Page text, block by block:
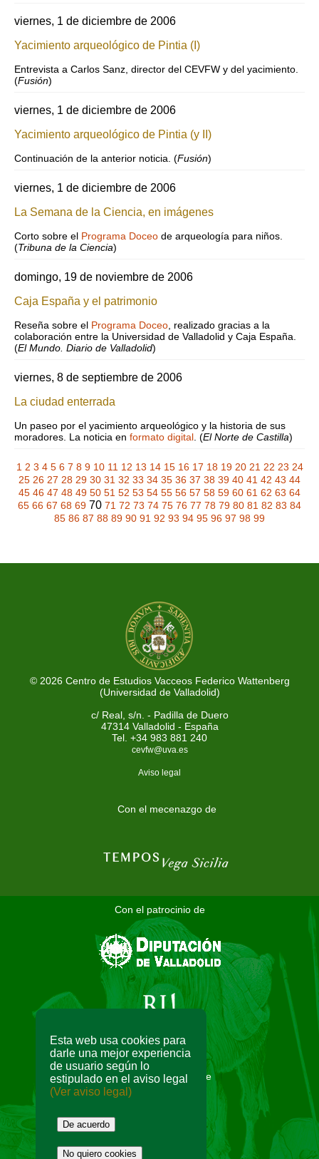
Esta web usa cookies para
darle una mejor experiencia
de usuario según lo
estipulado en el aviso legal
(Ver aviso legal)
De acuerdo
No quiero cookies
viernes, 1 de diciembre de 2006
Yacimiento arqueológico de Pintia (I)
Entrevista a Carlos Sanz, director del CEVFW y del yacimiento.
(Fusión)
viernes, 1 de diciembre de 2006
Yacimiento arqueológico de Pintia (y II)
Continuación de la anterior noticia. (Fusión)
viernes, 1 de diciembre de 2006
La Semana de la Ciencia, en imágenes
Corto sobre el Programa Doceo de arqueología para niños.
(Tribuna de la Ciencia)
domingo, 19 de noviembre de 2006
Caja España y el patrimonio
Reseña sobre el Programa Doceo , realizado gracias a la
colaboración entre la Universidad de Valladolid y Caja España.
(El Mundo. Diario de Valladolid)
viernes, 8 de septiembre de 2006
La ciudad enterrada
Un paseo por el yacimiento arqueológico y la historia de sus
moradores. La noticia en formato digital . (El Norte de Castilla)
1 2 3 4 5 6 7 8 9 10 11 12 13 14 15 16 17 18 19 20 21 22 23 24
25 26 27 28 29 30 31 32 33 34 35 36 37 38 39 40 41 42 43 44
45 46 47 48 49 50 51 52 53 54 55 56 57 58 59 60 61 62 63 64
65 66 67 68 69 70 71 72 73 74 75 76 77 78 79 80 81 82 83 84
85 86 87 88 89 90 91 92 93 94 95 96 97 98 99
© 2026 Centro de Estudios Vacceos Federico Wattenberg
(Universidad de Valladolid)
c/ Real, s/n. - Padilla de Duero
47314 Valladolid - España
Tel. +34 983 881 240
cevfw@uva.es
Aviso legal
Con el mecenazgo de
Con el patrocinio de
Con la colaboración de